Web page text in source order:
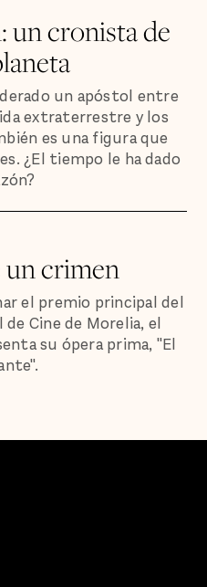
un cronista de
un apóstol entre
extraterrestre y los
es una figura que
¿El tiempo le ha dado
un crimen
el premio principal del
Cine de Morelia, el
su ópera prima, "El